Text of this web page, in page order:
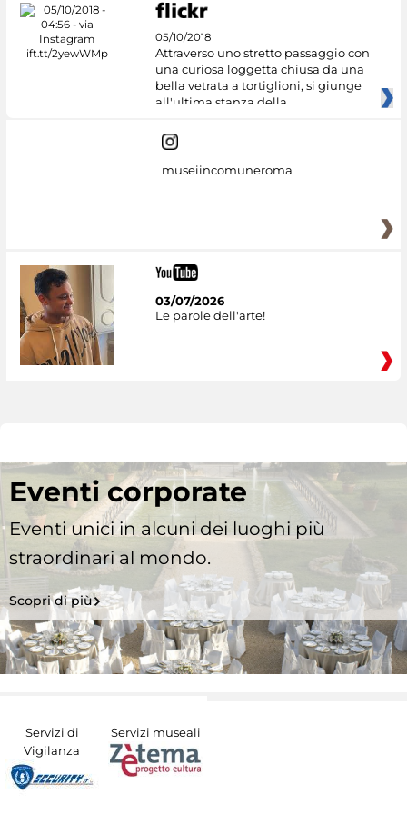
05/10/2018
Attraverso uno stretto passaggio con
una curiosa loggetta chiusa da una
bella vetrata a tortiglioni, si giunge
all'ultima stanza della
museiincomuneroma
03/07/2026
Le parole dell'arte!
Eventi corporate
Eventi unici in alcuni dei luoghi più
straordinari al mondo.
Scopri di più
Servizi di
Vigilanza
Servizi museali